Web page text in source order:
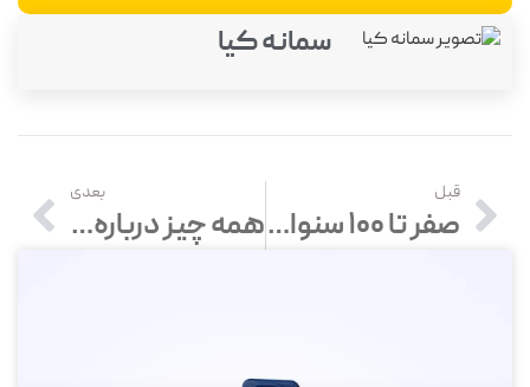
سمانه کیا
قبل
صفر تا 100 سنوات؛ حق رسمی کارمندان و کارگران در قانون کار
بعدی
همه چیز درباره قرارداد پیمانکاری + نمونه فایل قرارداد